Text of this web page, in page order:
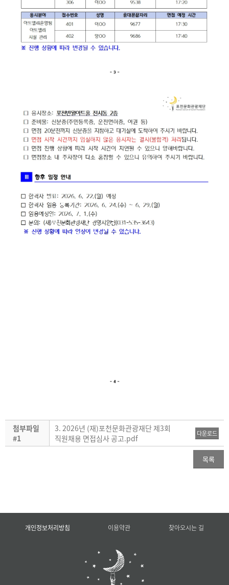
첨부파일
#1
3. 2026년 (재)포천문화관광재단 제3회
직원채용 면접심사 공고.pdf
다운로드
목록
개인정보처리방침 이용약관 찾아오시는 길